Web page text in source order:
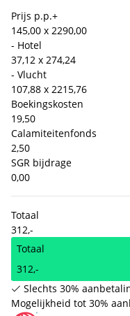
Prijs p.p.+
145,00 x 2290,00
- Hotel
37,12 x 274,24
- Vlucht
107,88 x 2215,76
Boekingskosten
19,50
Calamiteitenfonds
2,50
SGR bijdrage
0,00
Totaal
312,-
Totaal
312,-
Slechts 30%
Mogelijkheid tot 30%